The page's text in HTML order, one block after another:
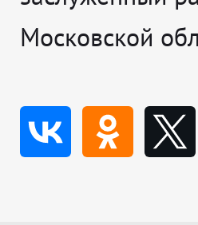
Московской